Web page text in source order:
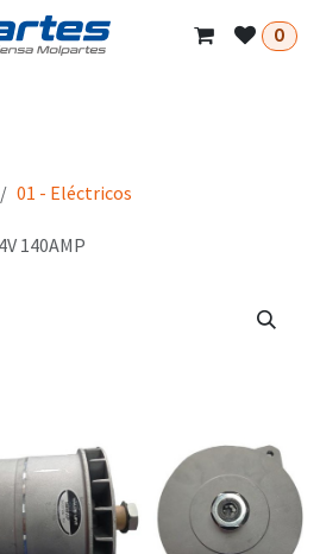
0
01 - Eléctricos
140AMP